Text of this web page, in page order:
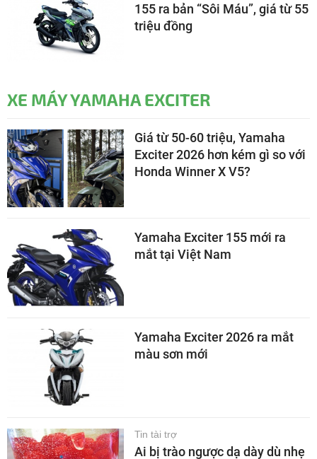
155 ra bản “Sôi Máu”, giá từ 55
triệu đồng
XE MÁY YAMAHA EXCITER
Giá từ 50-60 triệu, Yamaha
Exciter 2026 hơn kém gì so với
Honda Winner X V5?
Yamaha Exciter 155 mới ra
mắt tại Việt Nam
Yamaha Exciter 2026 ra mắt
màu sơn mới
Tin tài trợ
Ai bị trào ngược dạ dày dù nhẹ